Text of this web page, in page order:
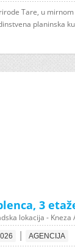
Tare, u
planinska
3
lokacija -
| AGENCIJA